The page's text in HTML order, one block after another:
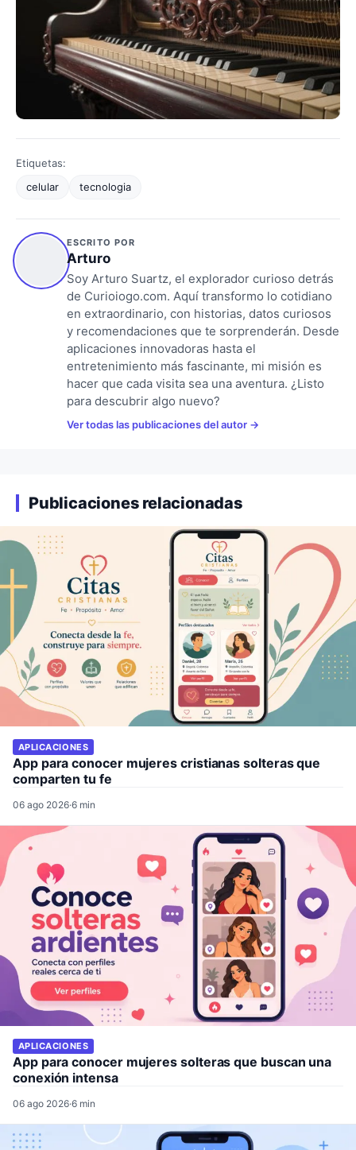
Etiquetas:
celular
tecnologia
ESCRITO POR
Arturo
Soy Arturo Suartz, el explorador curioso detrás
de Curioiogo.com. Aquí transformo lo cotidiano
en extraordinario, con historias, datos curiosos
y recomendaciones que te sorprenderán. Desde
aplicaciones innovadoras hasta el
entretenimiento más fascinante, mi misión es
hacer que cada visita sea una aventura. ¿Listo
para descubrir algo nuevo?
Ver todas las publicaciones del autor
Publicaciones relacionadas
APLICACIONES
App para conocer mujeres cristianas solteras que
comparten tu fe
06 ago 2026·6 min
APLICACIONES
App para conocer mujeres solteras que buscan una
conexión intensa
06 ago 2026·6 min